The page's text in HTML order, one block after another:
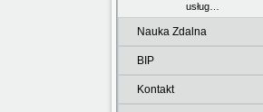
usług…
Nauka Zdalna
BIP
Kontakt